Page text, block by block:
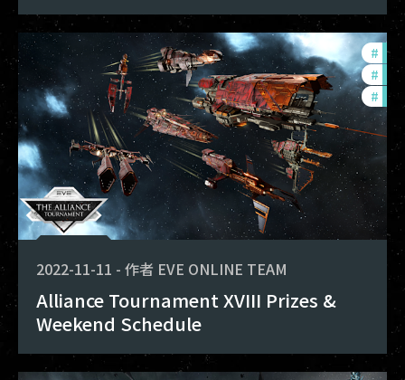
# pvp
#
#
2022-11-11 - 作者 EVE ONLINE TEAM
Alliance Tournament XVIII Prizes &
Weekend Schedule